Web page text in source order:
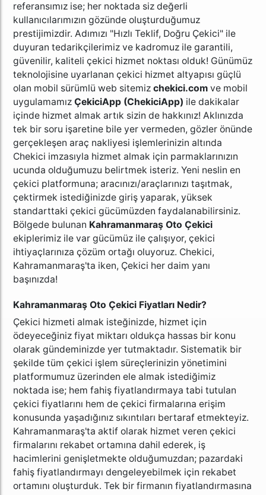
referansımız ise; her noktada siz değerli
kullanıcılarımızın gözünde oluşturduğumuz
prestijimizdir. Adımızı "Hızlı Teklif, Doğru Çekici" ile
duyuran tedarikçilerimiz ve kadromuz ile garantili,
güvenilir, kaliteli çekici hizmet noktası olduk! Günümüz
teknolojisine uyarlanan çekici hizmet altyapısı güçlü
olan mobil sürümlü web sitemizchekici.com ve mobil
uygulamamızÇekiciApp (ChekiciApp) ile dakikalar
içinde hizmet almak artık sizin de hakkınız! Aklınızda
tek bir soru işaretine bile yer vermeden, gözler önünde
gerçekleşen araç nakliyesi işlemlerinizin altında
Chekici imzasıyla hizmet almak için parmaklarınızın
ucunda olduğumuzu belirtmek isteriz. Yeni neslin en
çekici platformuna; aracınızı/araçlarınızı taşıtmak,
çektirmek istediğinizde giriş yaparak, yüksek
standarttaki çekici gücümüzden faydalanabilirsiniz.
Bölgede bulunan Kahramanmaraş Oto Çekici
ekiplerimiz ile var gücümüz ile çalışıyor, çekici
ihtiyaçlarınıza çözüm ortağı oluyoruz. Chekici,
Kahramanmaraş'ta iken, Çekici her daim yanı
başınızda!
Kahramanmaraş Oto Çekici Fiyatları Nedir?
Çekici hizmeti almak isteğinizde, hizmet için
ödeyeceğiniz fiyat miktarı oldukça hassas bir konu
olarak gündeminizde yer tutmaktadır. Sistematik bir
şekilde tüm çekici işlem süreçlerinizin yönetimini
platformumuz üzerinden ele almak istediğimiz
noktada ise; hem fahiş fiyatlandırmaya tabi tutulan
çekici fiyatlarını hem de çekici firmalarına erişim
konusunda yaşadığınız sıkıntıları bertaraf etmekteyiz.
Kahramanmaraş'ta aktif olarak hizmet veren çekici
firmalarını rekabet ortamına dahil ederek, iş
hacimlerini genişletmekte olduğumuzdan; pazardaki
fahiş fiyatlandırmayı dengeleyebilmek için rekabet
ortamını oluşturduk. Tek bir firmanın fiyatlandırmasına